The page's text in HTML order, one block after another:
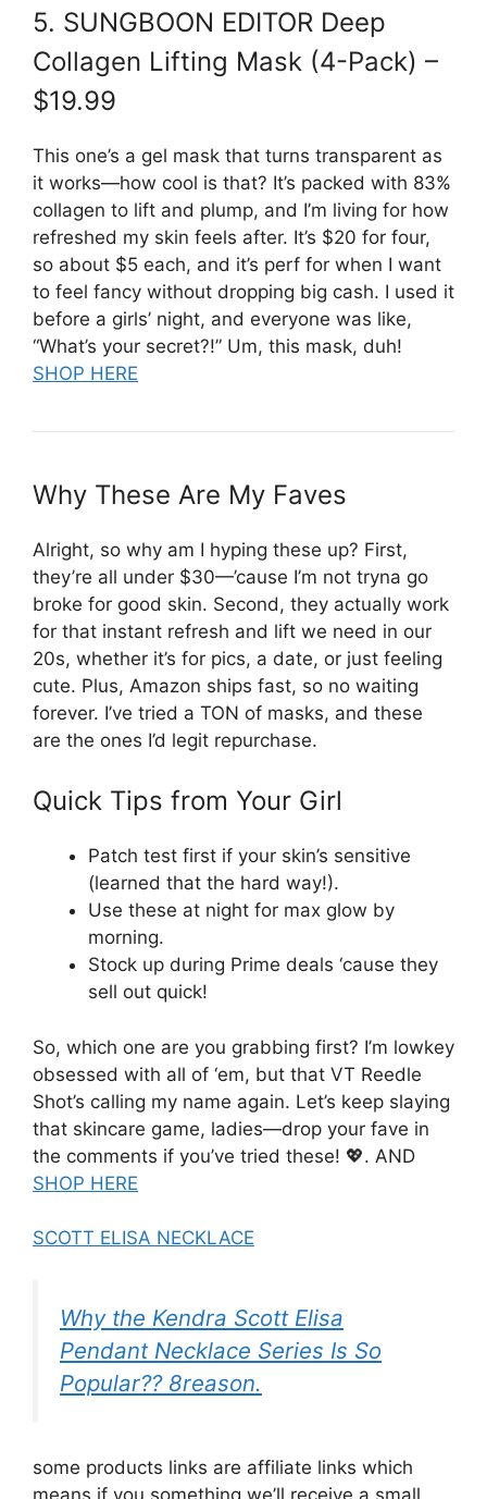
5. SUNGBOON EDITOR Deep
Collagen Lifting Mask (4-Pack) –
$19.99
This one’s a gel mask that turns transparent as
it works—how cool is that? It’s packed with 83%
collagen to lift and plump, and I’m living for how
refreshed my skin feels after. It’s $20 for four,
so about $5 each, and it’s perf for when I want
to feel fancy without dropping big cash. I used it
before a girls’ night, and everyone was like,
“What’s your secret?!” Um, this mask, duh!
SHOP HERE
Why These Are My Faves
Alright, so why am I hyping these up? First,
they’re all under $30—’cause I’m not tryna go
broke for good skin. Second, they actually work
for that instant refresh and lift we need in our
20s, whether it’s for pics, a date, or just feeling
cute. Plus, Amazon ships fast, so no waiting
forever. I’ve tried a TON of masks, and these
are the ones I’d legit repurchase.
Quick Tips from Your Girl
Patch test first if your skin’s sensitive
(learned that the hard way!).
Use these at night for max glow by
morning.
Stock up during Prime deals ‘cause they
sell out quick!
So, which one are you grabbing first? I’m lowkey
obsessed with all of ‘em, but that VT Reedle
Shot’s calling my name again. Let’s keep slaying
that skincare game, ladies—drop your fave in
the comments if you’ve tried these! 💖. AND
SHOP HERE
SCOTT ELISA NECKLACE
Why the Kendra Scott Elisa
Pendant Necklace Series Is So
Popular?? 8reason.
some products links are affiliate links which